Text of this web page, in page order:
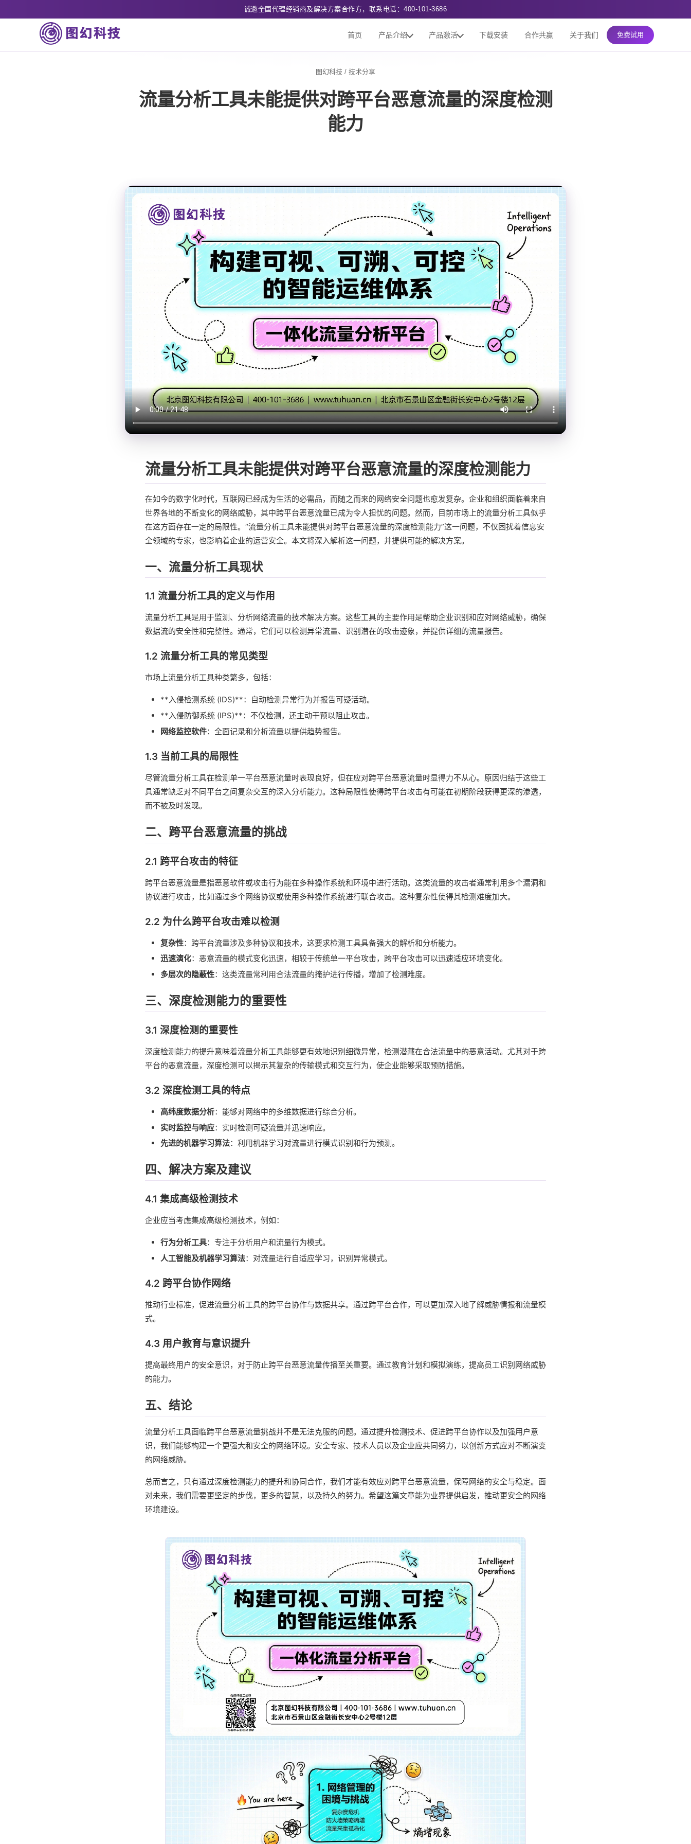
诚邀全国代理经销商及解决方案合作方，联系电话：400-101-3686
首页 产品介绍 产品激活 下载安装 合作共赢 关于我们 免费试用
图幻科技 / 技术分享
流量分析工具未能提供对跨平台恶意流量的深度检测
能力
流量分析工具未能提供对跨平台恶意流量的深度检测能力
在如今的数字化时代，互联网已经成为生活的必需品，而随之而来的网络安全问题也愈发复杂。企业和组织面临着来自
世界各地的不断变化的网络威胁，其中跨平台恶意流量已成为令人担忧的问题。然而，目前市场上的流量分析工具似乎
在这方面存在一定的局限性。“流量分析工具未能提供对跨平台恶意流量的深度检测能力”这一问题，不仅困扰着信息安
全领域的专家，也影响着企业的运营安全。本文将深入解析这一问题，并提供可能的解决方案。
一、流量分析工具现状
1.1 流量分析工具的定义与作用
流量分析工具是用于监测、分析网络流量的技术解决方案。这些工具的主要作用是帮助企业识别和应对网络威胁，确保
数据流的安全性和完整性。通常，它们可以检测异常流量、识别潜在的攻击迹象，并提供详细的流量报告。
1.2 流量分析工具的常见类型
市场上流量分析工具种类繁多，包括：
**入侵检测系统 (IDS)**：自动检测异常行为并报告可疑活动。
**入侵防御系统 (IPS)**：不仅检测，还主动干预以阻止攻击。
网络监控软件：全面记录和分析流量以提供趋势报告。
1.3 当前工具的局限性
尽管流量分析工具在检测单一平台恶意流量时表现良好，但在应对跨平台恶意流量时显得力不从心。原因归结于这些工
具通常缺乏对不同平台之间复杂交互的深入分析能力。这种局限性使得跨平台攻击有可能在初期阶段获得更深的渗透，
而不被及时发现。
二、跨平台恶意流量的挑战
2.1 跨平台攻击的特征
跨平台恶意流量是指恶意软件或攻击行为能在多种操作系统和环境中进行活动。这类流量的攻击者通常利用多个漏洞和
协议进行攻击，比如通过多个网络协议或使用多种操作系统进行联合攻击。这种复杂性使得其检测难度加大。
2.2 为什么跨平台攻击难以检测
复杂性：跨平台流量涉及多种协议和技术，这要求检测工具具备强大的解析和分析能力。
迅速演化：恶意流量的模式变化迅速，相较于传统单一平台攻击，跨平台攻击可以迅速适应环境变化。
多层次的隐蔽性：这类流量常利用合法流量的掩护进行传播，增加了检测难度。
三、深度检测能力的重要性
3.1 深度检测的重要性
深度检测能力的提升意味着流量分析工具能够更有效地识别细微异常，检测潜藏在合法流量中的恶意活动。尤其对于跨
平台的恶意流量，深度检测可以揭示其复杂的传输模式和交互行为，使企业能够采取预防措施。
3.2 深度检测工具的特点
高纬度数据分析：能够对网络中的多维数据进行综合分析。
实时监控与响应：实时检测可疑流量并迅速响应。
先进的机器学习算法：利用机器学习对流量进行模式识别和行为预测。
四、解决方案及建议
4.1 集成高级检测技术
企业应当考虑集成高级检测技术，例如：
行为分析工具：专注于分析用户和流量行为模式。
人工智能及机器学习算法：对流量进行自适应学习，识别异常模式。
4.2 跨平台协作网络
推动行业标准，促进流量分析工具的跨平台协作与数据共享。通过跨平台合作，可以更加深入地了解威胁情报和流量模
式。
4.3 用户教育与意识提升
提高最终用户的安全意识，对于防止跨平台恶意流量传播至关重要。通过教育计划和模拟演练，提高员工识别网络威胁
的能力。
五、结论
流量分析工具面临跨平台恶意流量挑战并不是无法克服的问题。通过提升检测技术、促进跨平台协作以及加强用户意
识，我们能够构建一个更强大和安全的网络环境。安全专家、技术人员以及企业应共同努力，以创新方式应对不断演变
的网络威胁。
总而言之，只有通过深度检测能力的提升和协同合作，我们才能有效应对跨平台恶意流量，保障网络的安全与稳定。面
对未来，我们需要更坚定的步伐，更多的智慧，以及持久的努力。希望这篇文章能为业界提供启发，推动更安全的网络
环境建设。